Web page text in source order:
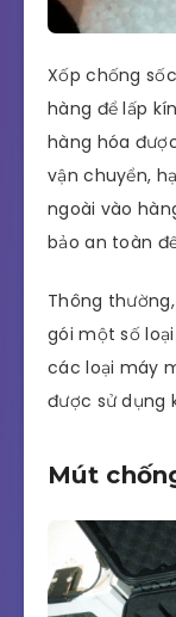
Xốp chống
hàng để lấp
hàng hóa
vận chuyển,
ngoài vào
bảo an toàn
Thông
gói một số
các loại máy
được sử dụng
Mút